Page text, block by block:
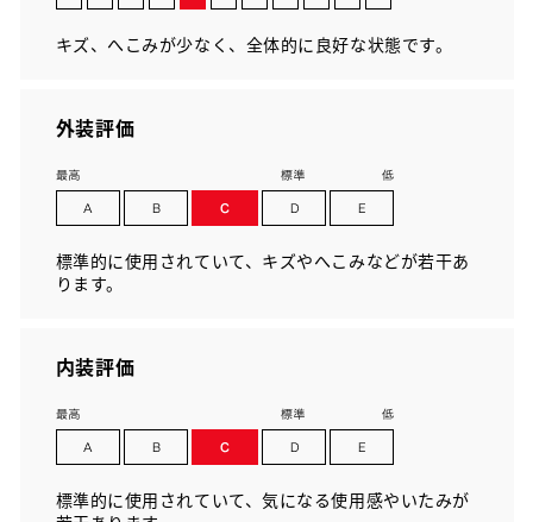
キズ、へこみが少なく、全体的に良好な状態です。
外装評価
標準的に使用されていて、キズやへこみなどが若干あ
ります。
内装評価
標準的に使用されていて、気になる使用感やいたみが